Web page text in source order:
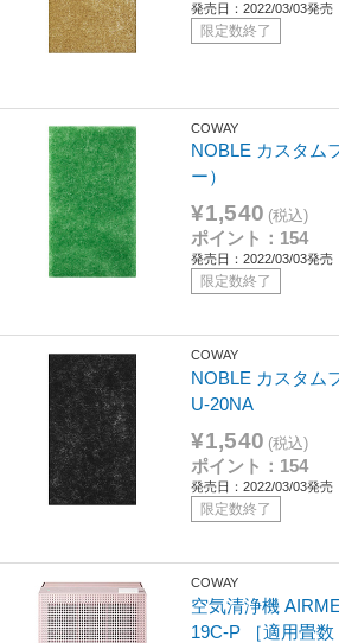
発売日：2022/03/03発売
限定数終了
COWAY
NOBLE カスタム
ー）
¥1,540 (税込)
ポイント：154
発売日：2022/03/03発売
限定数終了
COWAY
NOBLE カスタム
U-20NA
¥1,540 (税込)
ポイント：154
発売日：2022/03/03発売
限定数終了
COWAY
空気清浄機
19C-P ［適用畳数